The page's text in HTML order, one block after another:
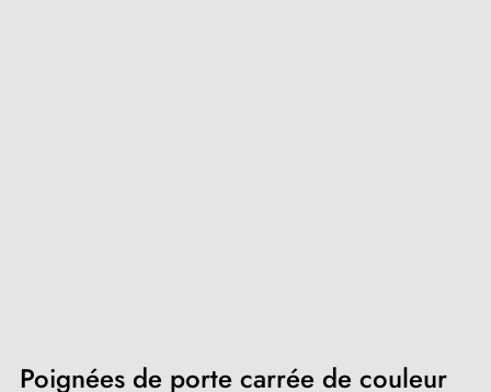
Poignées de porte carrée de couleur